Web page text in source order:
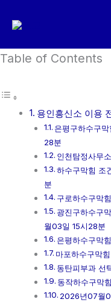
로
너
Table of Contents
용인흥신소 이용
은평구하수구
28분
인천탐정사무
하수구막힘 조
분
구로하수구막
광진구하수구
월03일 15시28분
은평하수구막
마포하수구막
동탄피부과 선
동작하수구막
2026년07월